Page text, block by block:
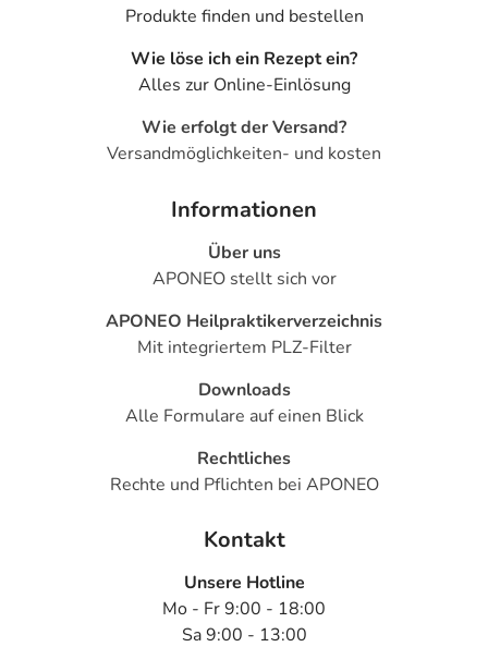
Produkte finden und bestellen
Wie löse ich ein Rezept ein?
Alles zur Online-Einlösung
Wie erfolgt der Versand?
Versandmöglichkeiten- und kosten
Informationen
Über uns
APONEO stellt sich vor
APONEO Heilpraktikerverzeichnis
Mit integriertem PLZ-Filter
Downloads
Alle Formulare auf einen Blick
Rechtliches
Rechte und Pflichten bei APONEO
Kontakt
Unsere Hotline
Mo - Fr 9:00 - 18:00
Sa 9:00 - 13:00